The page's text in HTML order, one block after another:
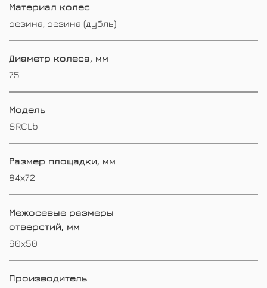
Материал колес
резина, резина (дубль)
Диаметр колеса, мм
75
Модель
SRCLb
Размер площадки, мм
84х72
Межосевые размеры
отверстий, мм
60х50
Производитель